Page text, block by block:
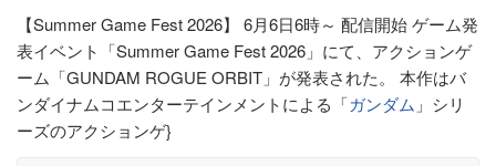
【Summer Game Fest 2026】 6月6日6時～ 配信開始 ゲーム発
表イベント「Summer Game Fest 2026」にて、アクションゲ
ーム「GUNDAM ROGUE ORBIT」が発表された。 本作はバ
ンダイナムコエンターテインメントによる「ガンダム 」シリ
ーズのアクションゲ}